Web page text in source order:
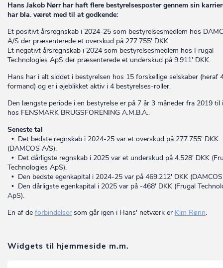
Hans Jakob Nørr har haft flere bestyrelsesposter gennem sin
har bla. været med til at godkende:
Et positivt årsregnskab i 2024-25 som bestyrelsesmedlem hos
A/S der præsenterede et overskud på 277.755' DKK.
Et negativt årsregnskab i 2024 som bestyrelsesmedlem hos Frugal
Technologies ApS der præsenterede et underskud på 9.911' DKK.
Hans har i alt siddet i bestyrelsen hos 15 forskellige selskaber (heraf
formand) og er i øjeblikket aktiv i 4 bestyrelses-roller.
Den længste periode i en bestyrelse er på 7 år 3 måneder fra 2019 til
hos FENSMARK BRUGSFORENING A.M.B.A..
Seneste tal
• Det bedste regnskab i 2024-25 var et overskud på 277.755' DKK
(DAMCOS A/S).
• Det dårligste regnskab i 2025 var et underskud på 4.528' DKK
Technologies ApS).
• Den bedste egenkapital i 2024-25 var på 469.212' DKK
• Den dårligste egenkapital i 2025 var på -468' DKK (Frugal
ApS).
En af de forbindelser som går igen i Hans' netværk er Kim Rønn.
Widgets til hjemmeside m.m.